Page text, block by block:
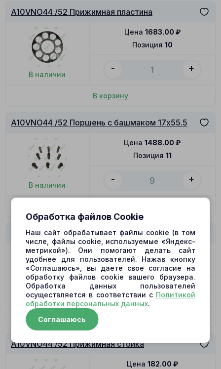
A10VNO44 /52 Прижимная пластина
В наличии
Позиция 10
Цена 1683.00 ₽
- +
В корзину
A10VNO44 /52 Поршень с башмаком 17x55.5
В наличии
Позиция 11
Цена 1488.00 ₽
- +
A10VNO44 /52 Распределитель R
В наличии
Позиция 12
Цена 8609.00 ₽
- +
В корзину
A10VNO44 /52 Прижимная стойка
Цена 182.00 ₽
Обработка файлов Cookie
Наш сайт обрабатывает файлы cookie (в том
числе, файлы cookie, используемые «Яндекс-
метрикой»). Они помогают делать сайт
удобнее для пользователей. Нажав кнопку
«Соглашаюсь», вы даете свое согласие на
обработку файлов cookie вашего браузера.
Обработка данных пользователей
осуществляется в соответствии с Политикой
обработки персональных данных.
Соглашаюсь